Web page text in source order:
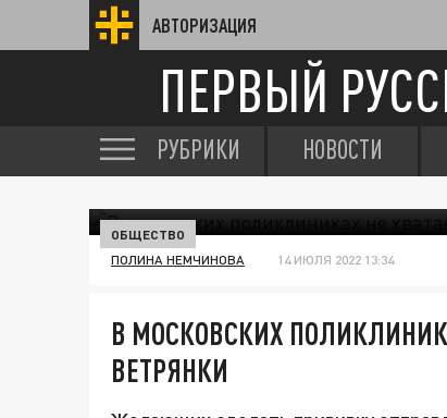
АВТОРИЗАЦИЯ
ПЕРВЫЙ
РУБРИКИ НОВОСТИ
ОБЩЕСТВО
ПОЛИНА НЕМЧИНОВА 14 ИЮЛЯ 2022 13:34
В МОСКОВСКИХ
ВЕТРЯНКИ